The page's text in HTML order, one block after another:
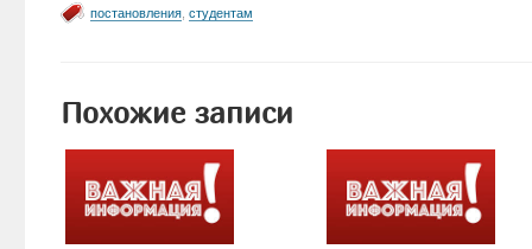
постановления, студентам
Похожие записи